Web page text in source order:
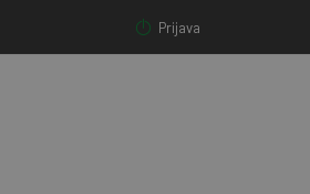
Prijava